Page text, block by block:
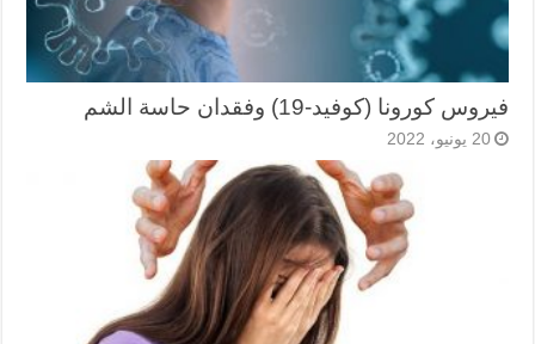
فيروس كورونا (كوفيد-19) وفقدان حاسة الشم
20 يونيو، 2022